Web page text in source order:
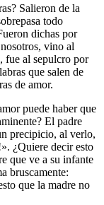
Salieron de la
todo
dichas por
vino al
fue al sepulcro por
que salen de
de amor.
puede haber que
El padre
precipicio, al verlo,
¿Quiere decir esto
que ve a su infante
bruscamente:
que la madre no